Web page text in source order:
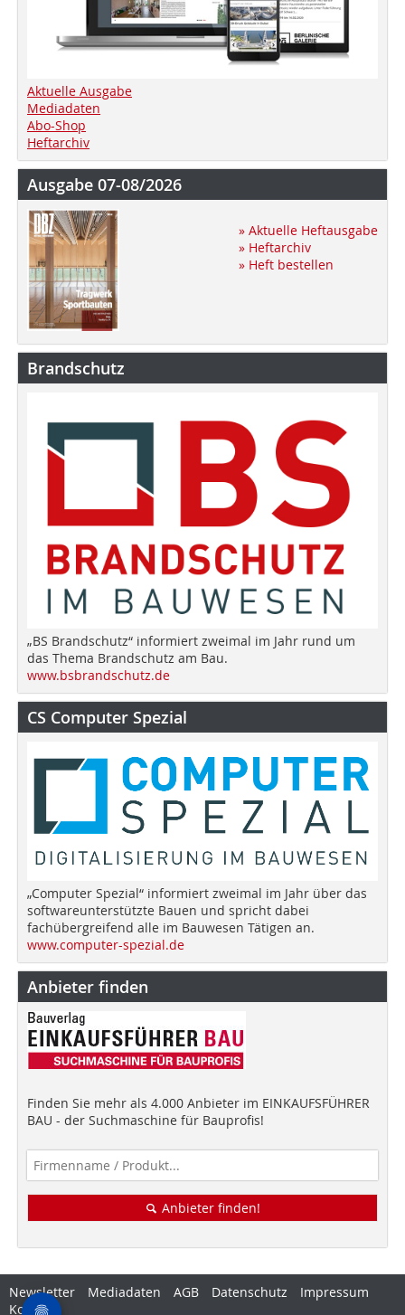
Aktuelle Ausgabe
Mediadaten
Abo-Shop
Heftarchiv
Ausgabe 07-08/2026
» Aktuelle Heftausgabe
» Heftarchiv
» Heft bestellen
Brandschutz
„BS Brandschutz“ informiert zweimal im Jahr rund um
das Thema Brandschutz am Bau.
www.bsbrandschutz.de
CS Computer Spezial
„Computer Spezial“ informiert zweimal im Jahr über das
softwareunterstützte Bauen und spricht dabei
fachübergreifend alle im Bauwesen Tätigen an.
www.computer-spezial.de
Anbieter finden
Finden Sie mehr als 4.000 Anbieter im EINKAUFSFÜHRER
BAU - der Suchmaschine für Bauprofis!
Anbieter finden!
Newsletter Mediadaten AGB Datenschutz
Impressum
Kontakt